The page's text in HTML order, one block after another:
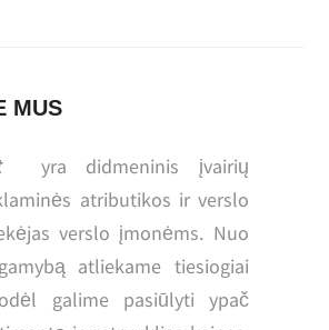
MUS
yra didmeninis įvairių
atributikos ir verslo
verslo įmonėms. Nuo
atliekame tiesiogiai
galime pasiūlyti ypač